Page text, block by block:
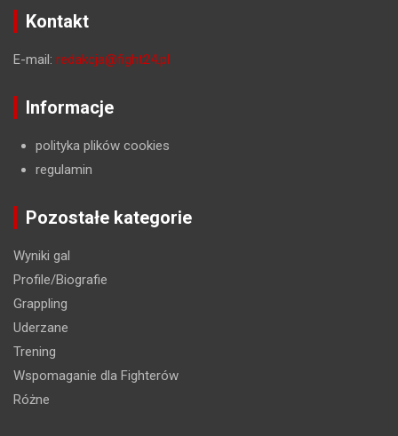
Kontakt
E-mail: redakcja@fight24.pl
Informacje
polityka plików cookies
regulamin
Pozostałe kategorie
Wyniki gal
Profile/Biografie
Grappling
Uderzane
Trening
Wspomaganie dla Fighterów
Różne